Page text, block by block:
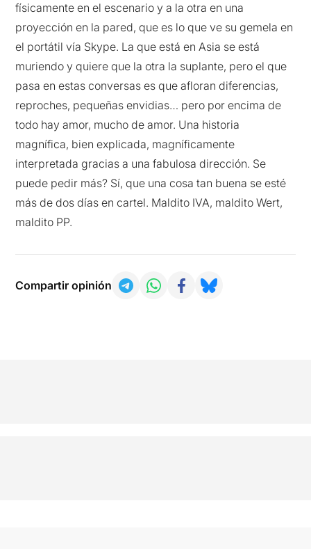
físicamente en el escenario y a la otra en una
proyección en la pared, que es lo que ve su gemela en
el portátil vía Skype. La que está en Asia se está
muriendo y quiere que la otra la suplante, pero el que
pasa en estas conversas es que afloran diferencias,
reproches, pequeñas envidias… pero por encima de
todo hay amor, mucho de amor. Una historia
magnífica, bien explicada, magníficamente
interpretada gracias a una fabulosa dirección. Se
puede pedir más? Sí, que una cosa tan buena se esté
más de dos días en cartel. Maldito IVA, maldito Wert,
maldito PP.
Compartir opinión